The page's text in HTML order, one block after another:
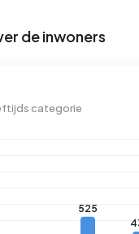
Daarmee ligt het 19%
gemiddelde van
de inwoners
categorie